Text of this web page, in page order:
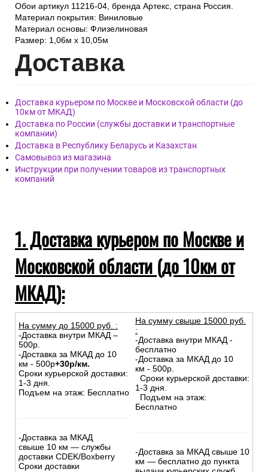
Обои артикул 11216-04, бренда Артекс, страна Россия.
Материал покрытия: Виниловые
Материал основы: Флизелиновая
Размер: 1,06м х 10,05м
Доставка
Доставка курьером по Москве и Московской области (до
10км от МКАД)
Доставка по России (службы доставки и транспортные
компании)
Доставка в Республику Беларусь и Казахстан
Самовывоз из магазина
Инструкции при получении товаров из транспортных
компаний
1. Доставка курьером по Москве и
Московской области (до 10км от
МКАД):
На сумму до 15000 руб. :
-Доставка внутри МКАД –
500р.
-Доставка за МКАД до 10
км - 500р+30р/км.
Сроки курьерской доставки:
1-3 дня.
Подъем на этаж: Бесплатно
-Доставка за МКАД
свыше 10 км — службы
доставки CDEK/Boxberry
Сроки доставки
На сумму свыше 15000 руб.
:
-Доставка внутри МКАД -
бесплатно
-Доставка за МКАД до 10
км - 500р.
Сроки курьерской доставки:
1-3 дня.
Подъем на этаж:
Бесплатно
-Доставка за МКАД свыше 10
км — бесплатно до пункта